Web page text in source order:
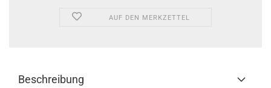
AUF DEN MERKZETTEL
Beschreibung